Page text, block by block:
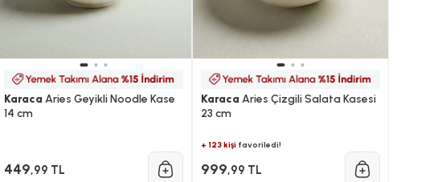
Karaca Aries Geyikli Noodle Kase
14 cm
449,99 TL
Karaca Aries Çizgili Salata Kasesi
23 cm
+ 123 kişi favoriledi!
999,99 TL